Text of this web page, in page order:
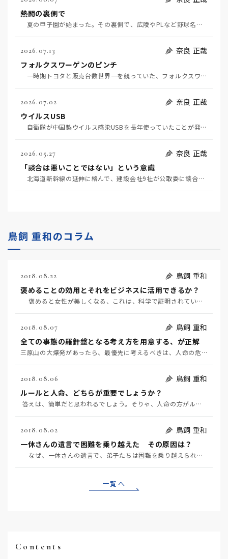
熱闘の裏側で
夏の甲子園が始まった。その裏側で、広陵やPLなど野球名門校（だった）の不祥事のその後について、「熱…
2026.07.13
奈良 正哉
フォルクスワーゲンのピンチ
一時期トヨタと販売台数世界一を競っていた、フォルクスワーゲンの経営がピンチだ（7月11日日経）。そ…
2026.07.02
奈良 正哉
ウイルスUSB
自衛隊が中国製ウイルス感染USBを長年使っていたことが発覚して問題になっている（7月2日日経）。筆…
2026.05.27
奈良 正哉
「談合は悪いことではない」という意識
北海道新幹線の延伸に絡んで、建設会社9社が公取委に談合を疑われている（5月20日日経）。 談合と…
鳥飼 重和のコラム
2018.08.22
鳥飼 重和
褒めることの効用とそれをビジネスに活用できるか？
褒めると女性が美しくなる、これは、科学で証明されています。 褒めるのに効用があるため、…
2018.08.07
鳥飼 重和
全ての事態の羅針盤となる考え方を用意する、が正解
三原山の大爆発があったら、最優先に考えるべきは、人命の危険です。次に、適切な回避策を考える、これが人…
2018.08.06
鳥飼 重和
ルールと人命、どちらが重要でしょうか？
答えは、簡単だと思われるでしょう。そりゃ、人命の方がルールよりも重要だよ、となるでしょう…
2018.08.02
鳥飼 重和
一休さんの遺言で困難を乗り越えた その原因は？
なぜ、一休さんの遺言で、弟子たちは困難を乗り越えられたのでしょうか？ その根っこに、人間は、どん…
一覧へ
Contents